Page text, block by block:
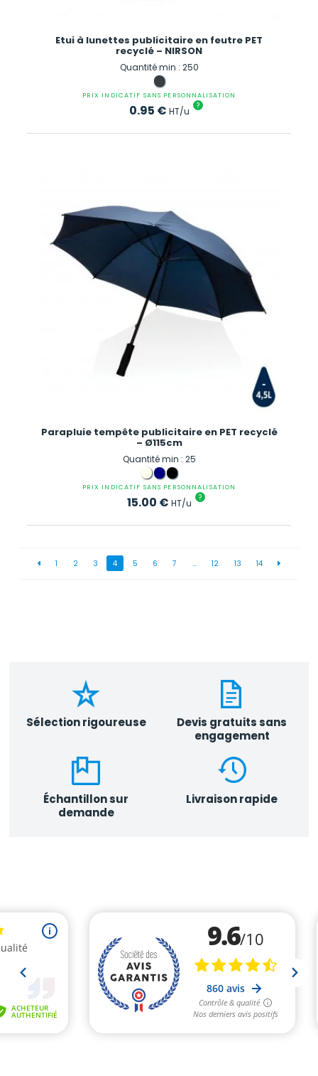
Etui à lunettes publicitaire en feutre PET
recyclé – NIRSON
Quantité min : 250
PRIX INDICATIF SANS PERSONNALISATION
0.95 € HT/u ?
Parapluie tempête publicitaire en PET recyclé
– Ø115cm
Quantité min : 25
PRIX INDICATIF SANS PERSONNALISATION
15.00 € HT/u ?
1 2 3 4 5 6 7 … 12 13 14
Sélection rigoureuse
Devis gratuits sans
engagement
Échantillon sur
demande
Livraison rapide